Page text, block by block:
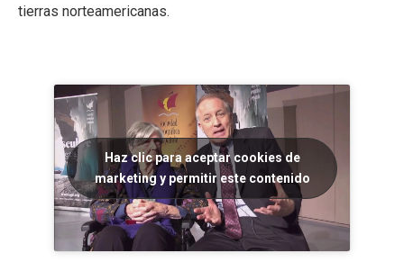
tierras norteamericanas.
Haz clic para aceptar cookies de
marketing y permitir este contenido